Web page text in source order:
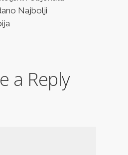
Najbolji
a Reply